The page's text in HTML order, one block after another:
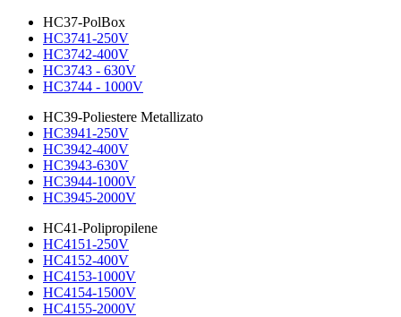
HC37-PolBox
HC3741-250V
HC3742-400V
HC3743 - 630V
HC3744 - 1000V
HC39-Poliestere Metallizato
HC3941-250V
HC3942-400V
HC3943-630V
HC3944-1000V
HC3945-2000V
HC41-Polipropilene
HC4151-250V
HC4152-400V
HC4153-1000V
HC4154-1500V
HC4155-2000V